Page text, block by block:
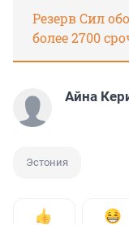
Резерв Сил
более 2700
Айна
Эстония